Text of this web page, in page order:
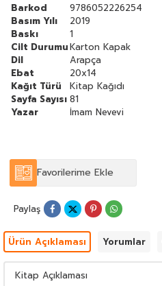
Barkod
9786052226254
Basım Yılı
2019
Baskı
1
Cilt DurumuKarton Kapak
Dil
Arapça
Ebat
20x14
Kağıt Türü
Kitap Kağıdı
Sayfa Sayısı 81
Yazar
İmam Nevevi
Favorilerime Ekle
Paylaş
Ürün Açıklaması Yorumlar
Kitap Açıklaması